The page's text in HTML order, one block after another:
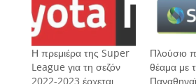
Η πρεμιέρα της Super
League για τη σεζόν
2022-2023 έρχεται
Πλούσιο
θέαμα με